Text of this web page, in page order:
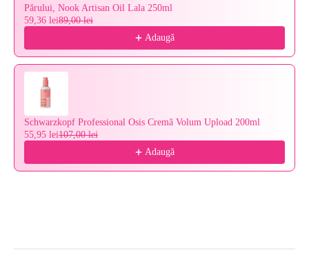
Părului, Nook Artisan Oil Lala 250ml
59,36 lei89,00 lei
Adaugă
Schwarzkopf Professional Osis Cremă Volum Upload 200ml
55,95 lei107,00 lei
Adaugă